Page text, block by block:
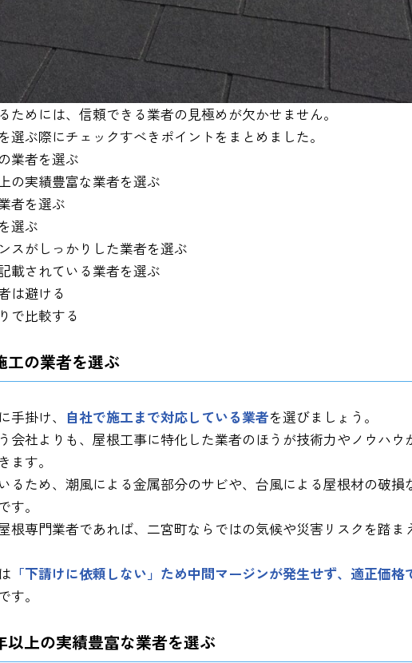
ためには、信頼できる業者の見極めが欠かせません。
選ぶ際にチェックすべきポイントをまとめました。
業者を選ぶ
の実績豊富な業者を選ぶ
者を選ぶ
選ぶ
スがしっかりした業者を選ぶ
載されている業者を選ぶ
は避ける
で比較する
工の業者を選ぶ
手掛け、 自社で施工まで対応している業者を選びましょう。
会社よりも、屋根工事に特化した業者のほうが技術力やノウハウ
ます。
るため、潮風による金属部分のサビや、台風による屋根材の破損
。
根専門業者であれば、二宮町ならではの気候や災害リスクを踏ま
「下請けに依頼しない」ため中間マージンが発生せず、適正価
です。
以上の実績豊富な業者を選ぶ